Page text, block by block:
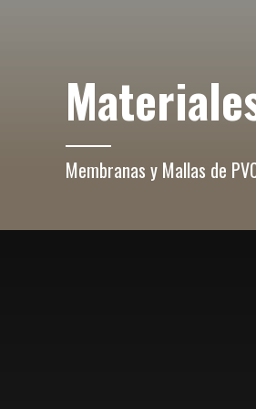
Membranas y Mallas de